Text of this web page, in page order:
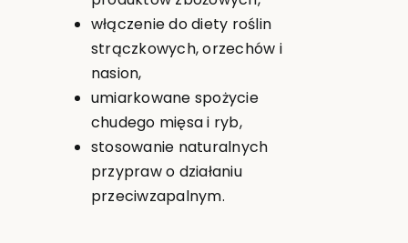
włączenie do diety roślin
strączkowych, orzechów i
nasion,
umiarkowane spożycie
chudego mięsa i ryb,
stosowanie naturalnych
przypraw o działaniu
przeciwzapalnym.